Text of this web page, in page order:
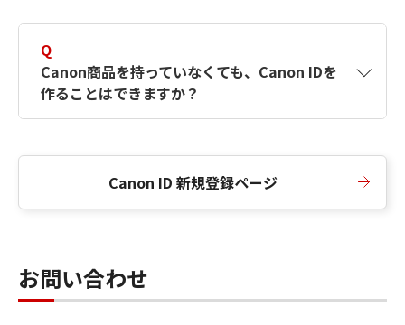
Q
Canon商品を持っていなくても、Canon IDを
作ることはできますか？
Canon ID 新規登録ページ
お問い合わせ